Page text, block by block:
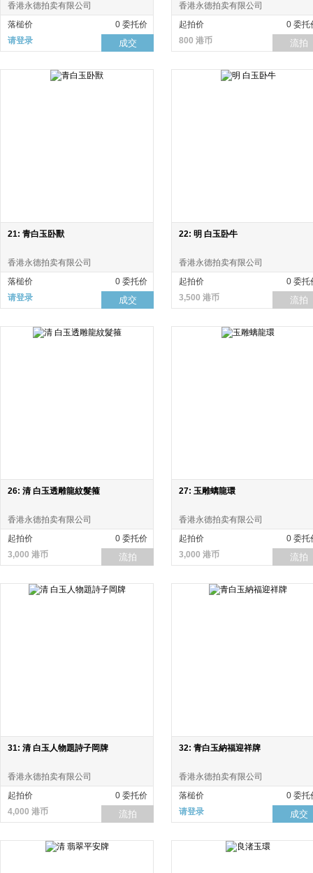
香港永德拍卖有限公司
落槌价
0 委托价
请登录
成交
香港永德拍卖有限公司
起拍价
0 委托
800 港币
流拍
21: 青白玉卧獸
香港永德拍卖有限公司
落槌价
0 委托价
请登录
成交
22: 明 白玉卧牛
香港永德拍卖有限公司
起拍价
0 委托
3,500 港币
流拍
26: 清 白玉透雕龍紋髮箍
香港永德拍卖有限公司
起拍价
0 委托价
3,000 港币
流拍
27: 玉雕螭龍環
香港永德拍卖有限公司
起拍价
0 委托
3,000 港币
流拍
31: 清 白玉人物題詩子岡牌
香港永德拍卖有限公司
起拍价
0 委托价
4,000 港币
流拍
32: 青白玉納福迎祥牌
香港永德拍卖有限公司
落槌价
0 委托
请登录
成交